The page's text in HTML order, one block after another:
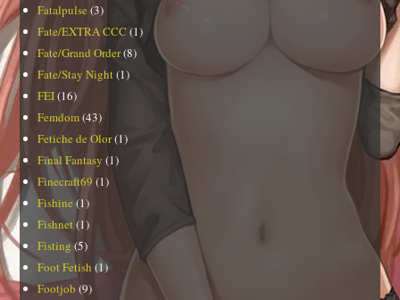
Fatalpulse (3)
Fate/EXTRA CCC (1)
Fate/Grand Order(8)
Fate/Stay Night(1)
FEI(16)
Femdom(43)
Fetiche de Olor(1)
Final Fantasy (1)
Finecraft69 (1)
Fishine(1)
Fishnet (1)
Fisting(5)
Foot Fetish (1)
Footjob (9)